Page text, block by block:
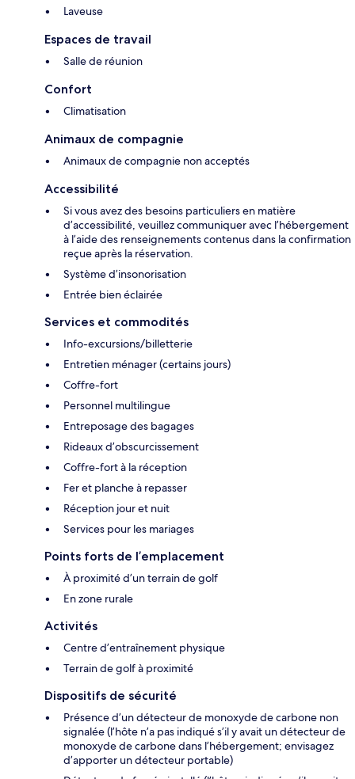
Laveuse
Espaces de travail
Salle de réunion
Confort
Climatisation
Animaux de compagnie
Animaux de compagnie non acceptés
Accessibilité
Si vous avez des besoins particuliers en matière
d’accessibilité, veuillez communiquer avec l’hébergement
à l’aide des renseignements contenus dans la confirmation
reçue après la réservation.
Système d’insonorisation
Entrée bien éclairée
Services et commodités
Info-excursions/billetterie
Entretien ménager (certains jours)
Coffre-fort
Personnel multilingue
Entreposage des bagages
Rideaux d’obscurcissement
Coffre-fort à la réception
Fer et planche à repasser
Réception jour et nuit
Services pour les mariages
Points forts de l’emplacement
À proximité d’un terrain de golf
En zone rurale
Activités
Centre d’entraînement physique
Terrain de golf à proximité
Dispositifs de sécurité
Présence d’un détecteur de monoxyde de carbone non
signalée (l’hôte n’a pas indiqué s’il y avait un détecteur de
monoxyde de carbone dans l’hébergement; envisagez
d’apporter un détecteur portable)